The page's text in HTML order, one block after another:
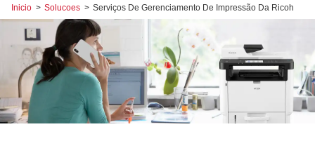
Inicio > Solucoes > Serviços De Gerenciamento De Impressão Da Ricoh